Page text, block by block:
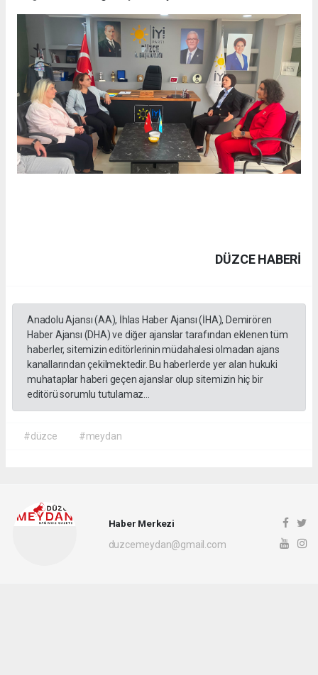
DÜZCE HABERİ
Anadolu Ajansı (AA), İhlas Haber Ajansı (İHA), Demirören
Haber Ajansı (DHA) ve diğer ajanslar tarafından eklenen tüm
haberler, sitemizin editörlerinin müdahalesi olmadan ajans
kanallarından çekilmektedir. Bu haberlerde yer alan hukuki
muhataplar haberi geçen ajanslar olup sitemizin hiç bir
editörü sorumlu tutulamaz...
#düzce #meydan
Haber Merkezi
duzcemeydan@gmail.com